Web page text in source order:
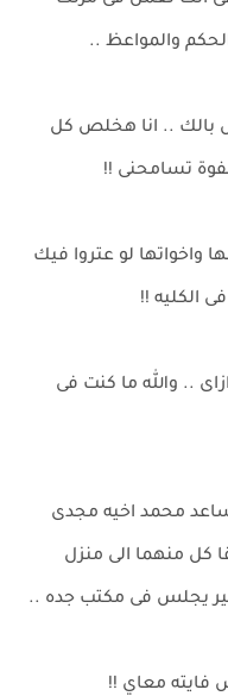
والمواعظ ..
بالك .. انا هخلص كل
تسامحنى !!
واخواتها لو عتروا فيك
الكليه !!
.. والله ما كنت فى
ساعد محمد اخيه مجدى
كل منهما الى منزل
يجلس فى مكتب جده ..
فايته معاي !!